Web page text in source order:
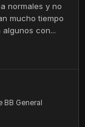
normales y no
mucho tiempo
con...
BB General